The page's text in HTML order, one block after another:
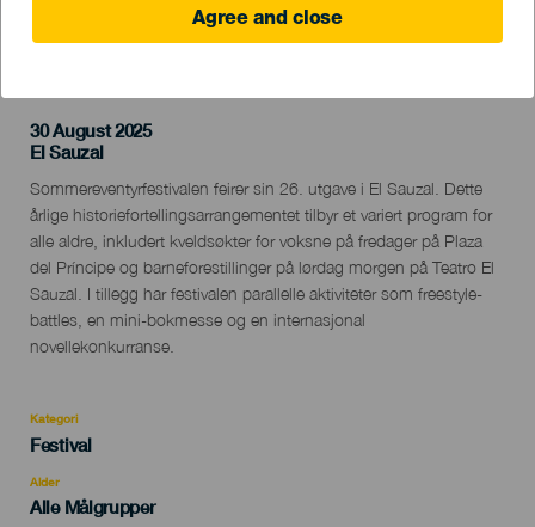
Agree and close
30 August 2025
Localidad
El Sauzal
Descripción
del
evento
Sommereventyrfestivalen feirer sin 26. utgave i El Sauzal. Dette
årlige historiefortellingsarrangementet tilbyr et variert program for
alle aldre, inkludert kveldsøkter for voksne på fredager på Plaza
del Príncipe og barneforestillinger på lørdag morgen på Teatro El
Sauzal. I tillegg har festivalen parallelle aktiviteter som freestyle-
battles, en mini-bokmesse og en internasjonal
novellekonkurranse.
Kategori
Categoría
evento
Festival
Alder
Edad
Alle Målgrupper